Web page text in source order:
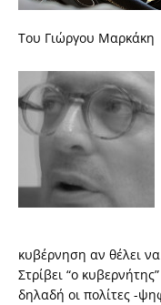
Του Γιώργου Μαρκάκη
κυβέρνηση αν θέλει
Στρίβει “ο
δηλαδή οι πολίτες -